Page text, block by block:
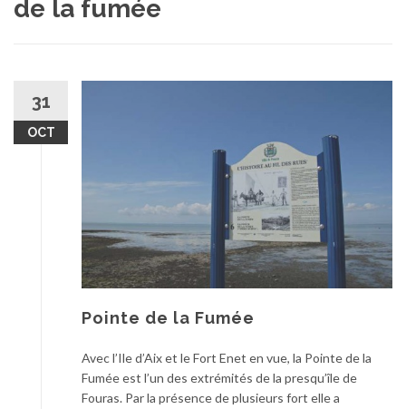
de la fumée
31
OCT
Pointe de la Fumée
Avec l’Ile d’Aix et le Fort Enet en vue, la Pointe de la
Fumée est l’un des extrémités de la presqu’île de
Fouras. Par la présence de plusieurs fort elle a